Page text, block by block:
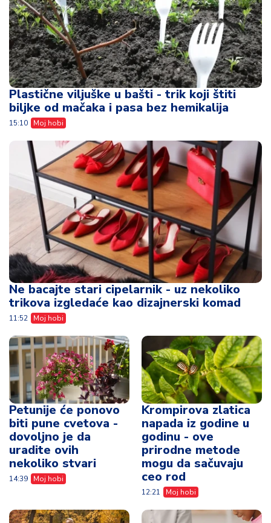
Plastične viljuške u bašti - trik koji štiti
biljke od mačaka i pasa bez hemikalija
15:10 Moj hobi
Ne bacajte stari cipelarnik - uz nekoliko
trikova izgledaće kao dizajnerski komad
11:52 Moj hobi
Petunije će ponovo
biti pune cvetova -
dovoljno je da
uradite ovih
nekoliko stvari
14:39 Moj hobi
Krompirova zlatica
napada iz godine u
godinu - ove
prirodne metode
mogu da sačuvaju
ceo rod
12:21 Moj hobi